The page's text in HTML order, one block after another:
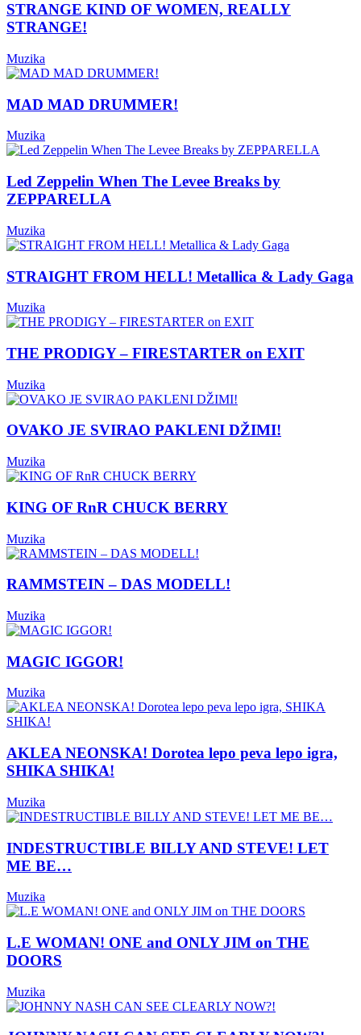
STRANGE KIND OF WOMEN, REALLY
STRANGE!
Muzika
MAD MAD DRUMMER!
Muzika
Led Zeppelin When The Levee Breaks by
ZEPPARELLA
Muzika
STRAIGHT FROM HELL! Metallica & Lady Gaga
Muzika
THE PRODIGY – FIRESTARTER on EXIT
Muzika
OVAKO JE SVIRAO PAKLENI DŽIMI!
Muzika
KING OF RnR CHUCK BERRY
Muzika
RAMMSTEIN – DAS MODELL!
Muzika
MAGIC IGGOR!
Muzika
AKLEA NEONSKA! Dorotea lepo peva lepo igra,
SHIKA SHIKA!
Muzika
INDESTRUCTIBLE BILLY AND STEVE! LET
ME BE…
Muzika
L.E WOMAN! ONE and ONLY JIM on THE
DOORS
Muzika